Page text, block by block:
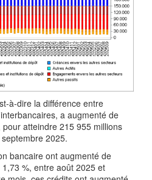
à-dire la différence entre
a augmenté de
atteindre 215 955 millions
2025.
bancaire ont augmenté de
1,73 %, entre août 2025 et